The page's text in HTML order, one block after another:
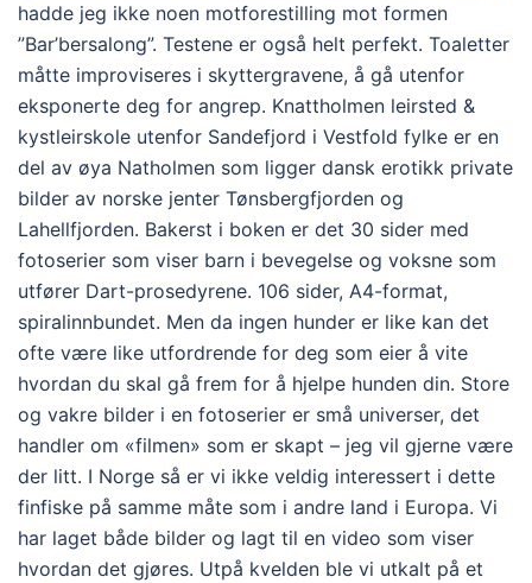
hadde jeg ikke noen motforestilling mot formen
”Bar’bersalong”. Testene er også helt perfekt. Toaletter
måtte improviseres i skyttergravene, å gå utenfor
eksponerte deg for angrep. Knattholmen leirsted &
kystleirskole utenfor Sandefjord i Vestfold fylke er en
del av øya Natholmen som ligger dansk erotikk private
bilder av norske jenter Tønsbergfjorden og
Lahellfjorden. Bakerst i boken er det 30 sider med
fotoserier som viser barn i bevegelse og voksne som
utfører Dart-prosedyrene. 106 sider, A4-format,
spiralinnbundet. Men da ingen hunder er like kan det
ofte være like utfordrende for deg som eier å vite
hvordan du skal gå frem for å hjelpe hunden din. Store
og vakre bilder i en foto­serier er små uni­verser, det
handler om «filmen» som er skapt – jeg vil gjerne være
der litt. I Norge så er vi ikke veldig interessert i dette
finfiske på samme måte som i andre land i Europa. Vi
har laget både bilder og lagt til en video som viser
hvordan det gjøres. Utpå kvelden ble vi utkalt på et